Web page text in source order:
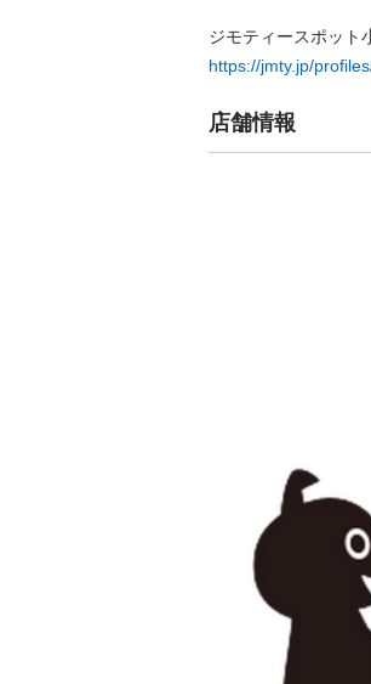
https://jmty.jp/
店舗情報